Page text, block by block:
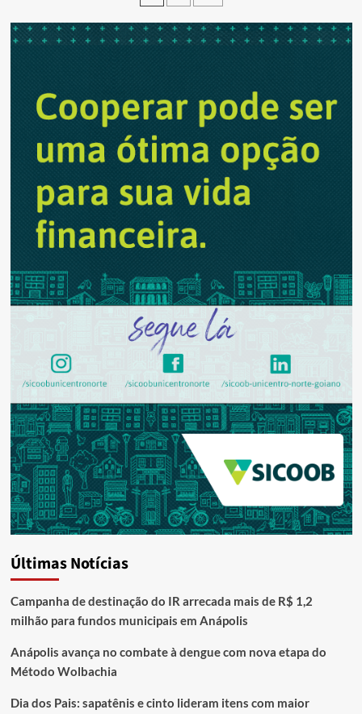
em
Anápolis
de
posts
Últimas Notícias
Campanha de destinação do IR arrecada mais de R$ 1,2
milhão para fundos municipais em Anápolis
Anápolis avança no combate à dengue com nova etapa do
Método Wolbachia
Dia dos Pais: sapatênis e cinto lideram itens com maior